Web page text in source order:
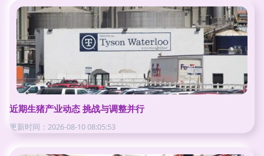
近期生猪产业动态 挑战与调整并行
更新时间：2026-08-10 08:05:53